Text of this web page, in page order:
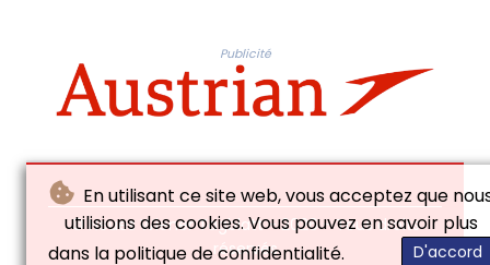
En utilisant ce site web, vous acceptez que
utilisions des cookies. Vous pouvez en savoir plus
dans la politique de confidentialité.
D'accord
Publicité
© Neues Wiener Tagblatt - 2026 - Tous droits
réservés